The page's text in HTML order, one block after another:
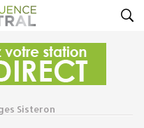
Sisteron